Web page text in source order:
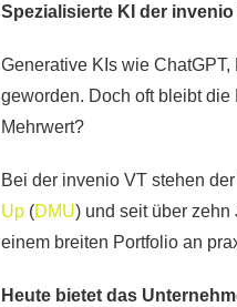
Spezialisierte KI der
Generative KIs wie
geworden. Doch oft bleibt
Mehrwert?
Bei der invenio VT stehen
Up (DMU) und seit über zehn
einem breiten Portfolio an
Heute bietet das